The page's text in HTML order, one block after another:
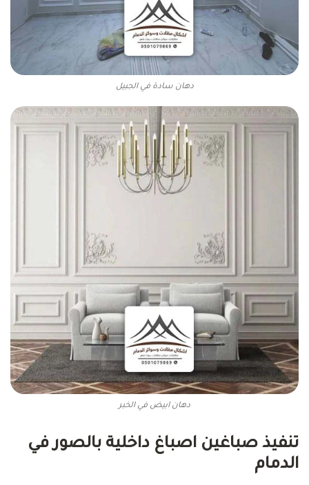
دهان سادة في الجبيل
دهان ابيض في الخبر
تنفيذ صباغين اصباغ داخلية بالصور في
الدمام